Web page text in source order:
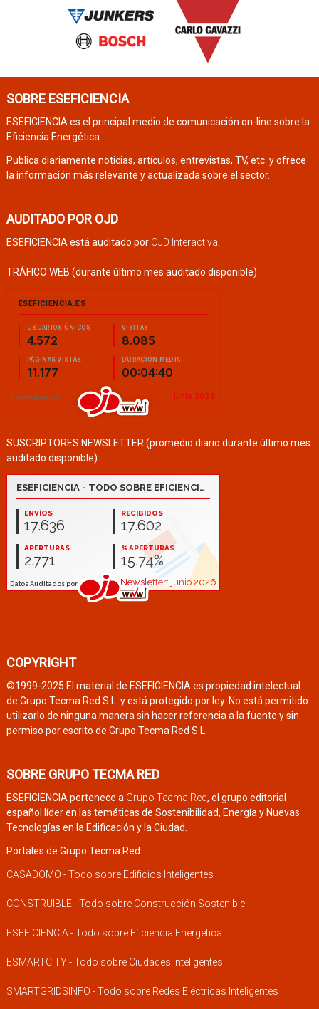
SOBRE ESEFICIENCIA
ESEFICIENCIA es el principal medio de comunicación on-line sobre la
Eficiencia Energética.
Publica diariamente noticias, artículos, entrevistas, TV, etc. y ofrece
la información más relevante y actualizada sobre el sector.
AUDITADO POR OJD
ESEFICIENCIA está auditado por OJD Interactiva
TRÁFICO WEB (durante último mes auditado disponible):
SUSCRIPTORES NEWSLETTER (promedio diario durante último mes
auditado disponible):
COPYRIGHT
©1999-2025 El material de ESEFICIENCIA es propiedad intelectual
de Grupo Tecma Red S.L. y está protegido por ley. No está permitido
utilizarlo de ninguna manera sin hacer referencia a la fuente y sin
permiso por escrito de Grupo Tecma Red S.L.
SOBRE GRUPO TECMA RED
ESEFICIENCIA pertenece a Grupo Tecma Red, el grupo editorial
español líder en las temáticas de Sostenibilidad, Energía y Nuevas
Tecnologías en la Edificación y la Ciudad.
Portales de Grupo Tecma Red:
CASADOMO - Todo sobre Edificios Inteligentes
CONSTRUIBLE - Todo sobre Construcción Sostenible
ESEFICIENCIA - Todo sobre Eficiencia Energética
ESMARTCITY - Todo sobre Ciudades Inteligentes
SMARTGRIDSINFO - Todo sobre Redes Eléctricas Inteligentes